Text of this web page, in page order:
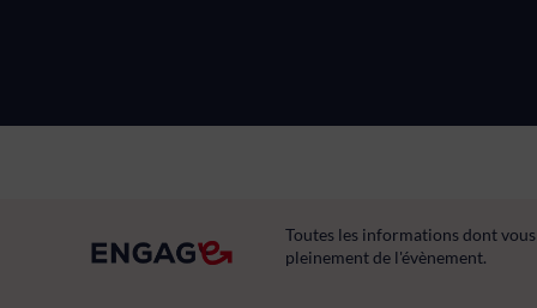
Toutes les informations dont
pleinement de l'évènement.